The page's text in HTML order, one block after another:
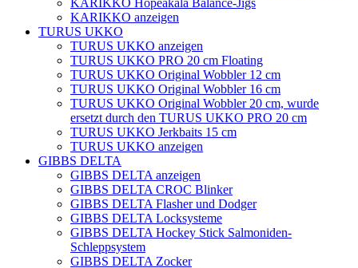
KARIKKO Hopeakala Balance-Jigs
KARIKKO anzeigen
TURUS UKKO
TURUS UKKO anzeigen
TURUS UKKO PRO 20 cm Floating
TURUS UKKO Original Wobbler 12 cm
TURUS UKKO Original Wobbler 16 cm
TURUS UKKO Original Wobbler 20 cm, wurde
ersetzt durch den TURUS UKKO PRO 20 cm
TURUS UKKO Jerkbaits 15 cm
TURUS UKKO anzeigen
GIBBS DELTA
GIBBS DELTA anzeigen
GIBBS DELTA CROC Blinker
GIBBS DELTA Flasher und Dodger
GIBBS DELTA Locksysteme
GIBBS DELTA Hockey Stick Salmoniden-
Schleppsystem
GIBBS DELTA Zocker